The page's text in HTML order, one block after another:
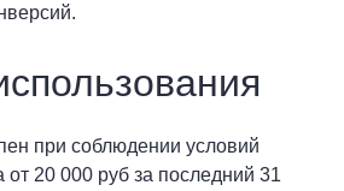
при соблюдении условий
от 20 000 руб за последний 31